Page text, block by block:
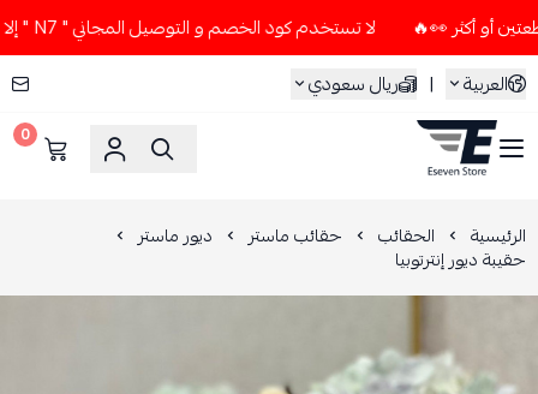
لا تستخدم كود الخصم و التوصيل المجاني " N7 " إلا إذا طلبت قطعتين أو أكثر 👀🔥
العربية
| ريال سعودي
ESEVEN STORE
0
الرئيسية الحقائب حقائب ماستر ديور ماستر
حقيبة ديور إنترتوبيا